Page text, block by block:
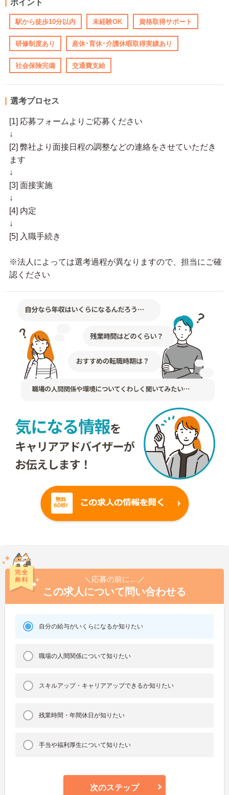
ポイント
駅から徒歩10分以内 未経験OK 資格取得サポート
研修制度あり 産休･育休･介護休暇取得実績あり
社会保険完備 交通費支給
選考プロセス
[1] 応募フォームよりご応募ください
↓
[2] 弊社より面接日程の調整などの連絡をさせていただき
ます
↓
[3] 面接実施
↓
[4] 内定
↓
[5] 入職手続き
※法人によっては選考過程が異なりますので、担当にご確
認ください
＼応募の前に…／
この求人について問い合わせる
自分の給与がいくらになるか知りたい
職場の人間関係について知りたい
スキルアップ・キャリアアップできるか知りたい
残業時間・年間休日が知りたい
手当や福利厚生について知りたい
次のステップ